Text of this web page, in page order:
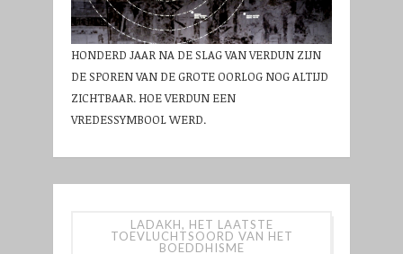
HONDERD JAAR NA DE SLAG VAN VERDUN ZIJN
DE SPOREN VAN DE GROTE OORLOG NOG ALTIJD
ZICHTBAAR. HOE VERDUN EEN
VREDESSYMBOOL WERD.
LADAKH, HET LAATSTE
TOEVLUCHTSOORD VAN HET
BOEDDHISME